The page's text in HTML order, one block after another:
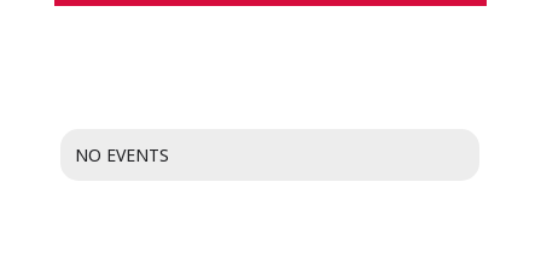
NO EVENTS